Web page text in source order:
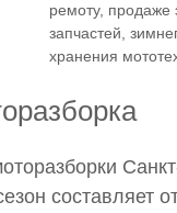
ремоту, продаже
запчастей,
хранения
составляет